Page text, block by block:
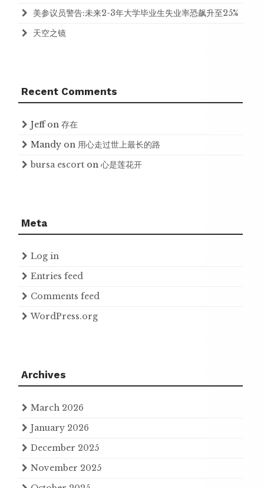
美参议员警告:未来2-3年大学毕业生失业率恐飙升至25%
天空之镜
Recent Comments
Jeffon 存在
Mandy on 用心走过世上最长的路
bursa escort on 心是莲花开
Meta
Log in
Entries feed
Comments feed
WordPress.org
Archives
March 2026
January 2026
December 2025
November 2025